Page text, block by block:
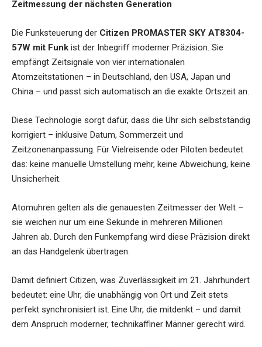
Zeitmessung der nächsten Generation
Die Funksteuerung der Citizen PROMASTER SKY AT8304-
57W mit Funk ist der Inbegriff moderner Präzision. Sie
empfängt Zeitsignale von vier internationalen
Atomzeitstationen – in Deutschland, den USA, Japan und
China – und passt sich automatisch an die exakte Ortszeit an.
Diese Technologie sorgt dafür, dass die Uhr sich selbstständig
korrigiert – inklusive Datum, Sommerzeit und
Zeitzonenanpassung. Für Vielreisende oder Piloten bedeutet
das: keine manuelle Umstellung mehr, keine Abweichung, keine
Unsicherheit.
Atomuhren gelten als die genauesten Zeitmesser der Welt –
sie weichen nur um eine Sekunde in mehreren Millionen
Jahren ab. Durch den Funkempfang wird diese Präzision direkt
an das Handgelenk übertragen.
Damit definiert Citizen, was Zuverlässigkeit im 21. Jahrhundert
bedeutet: eine Uhr, die unabhängig von Ort und Zeit stets
perfekt synchronisiert ist. Eine Uhr, die mitdenkt – und damit
dem Anspruch moderner, technikaffiner Männer gerecht wird.